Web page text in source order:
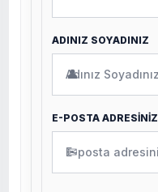
ADINIZ SOYADINIZ
👤
E-POSTA ADRESİNİZ
✉